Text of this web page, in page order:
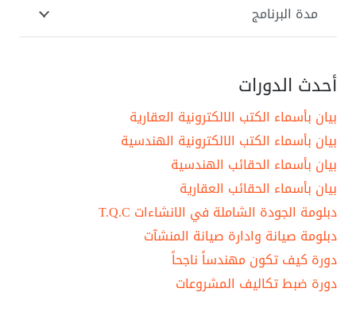
مدة البرنامج
أحدث الدورات
بيان بأسماء الكتب الالكترونية العقارية
بيان بأسماء الكتب الالكترونية الهندسية
بيان بأسماء الحقائب الهندسية
بيان بأسماء الحقائب العقارية
دبلومة الجودة الشاملة في الانشاءات T.Q.C
دبلومة صيانة وادارة صيانة المنشآت
دورة كيف تكون مهندساً ناجحاً
دورة ضبط تكاليف المشروعات